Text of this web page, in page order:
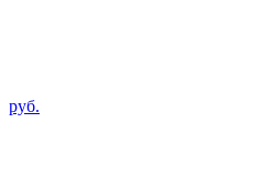
руб.